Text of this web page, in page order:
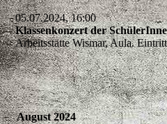
05.07.2024, 16:00
Klassenkonzert der
Arbeitsstätte Wismar, Aula.
August 2024